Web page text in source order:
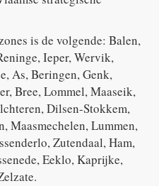
is de volgende: Balen,
Ieper, Wervik,
As, Beringen, Genk,
Bree, Lommel, Maaseik,
Dilsen-Stokkem,
Maasmechelen, Lummen,
Zutendaal, Ham,
Eeklo, Kaprijke,